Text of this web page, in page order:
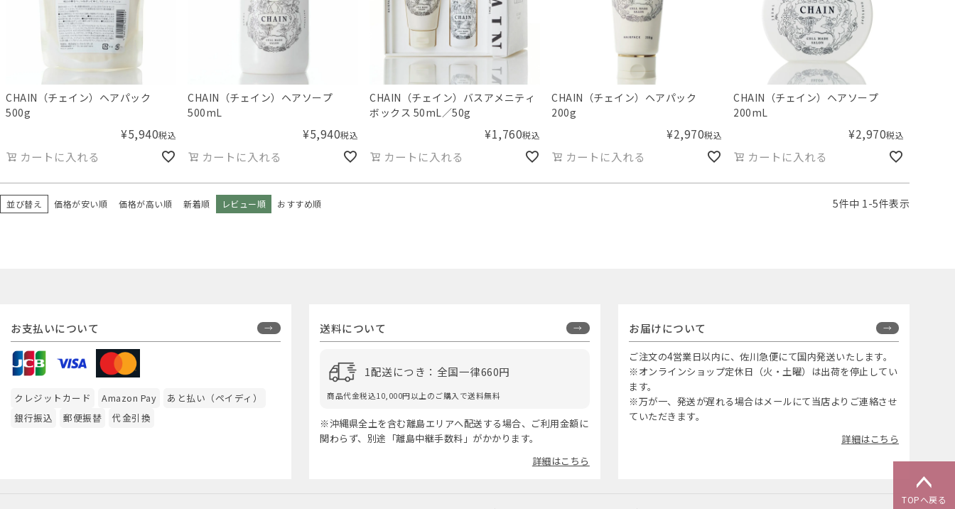
CHAIN（チェイン）ヘアパック
500g
¥5,940税込
カートに入れる
CHAIN（チェイン）ヘアソープ
500mL
¥5,940税込
カートに入れる
CHAIN（チェイン）バスアメニティ
ボックス 50mL／50g
¥1,760税込
カートに入れる
CHAIN（チェイン）ヘアパック
200g
¥2,970税込
カートに入れる
CHAIN（チェイン）ヘアソープ
200mL
¥2,970税込
カートに入れる
並び替え 価格が安い順 価格が高い順 新着順 レビュー順 おすすめ順 5件中 1-5件表示
TOPへ戻る
お支払いについて
クレジットカード Amazon Pay
あと払い（ペイディ）
銀行振込
郵便振替 代金引換
送料について
1配送につき：全国一律660円
商品代金税込10,000円以上のご購入で送料無料
※沖縄県全土を含む離島エリアへ配送する場合、ご利用金額に
関わらず、別途「離島中継手数料」がかかります。
詳細はこちら
お届けについて
ご注文の4営業日以内に、佐川急便にて国内発送いたします。
※オンラインショップ定休日（火・土曜）は出荷を停止してい
ます。
※万が一、発送が遅れる場合はメールにて当店よりご連絡させ
ていただきます。
詳細はこちら